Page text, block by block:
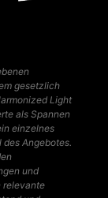
gesetzlich
Light
als Spannen
einzelnes
Angebotes.
und
relevante